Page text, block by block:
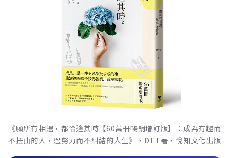
《願所有相遇，都恰逢其時【60萬冊暢銷增訂版】：成為有趣而
不扭曲的人，過努力而不糾結的人生》，DTT著，悅知文化出版